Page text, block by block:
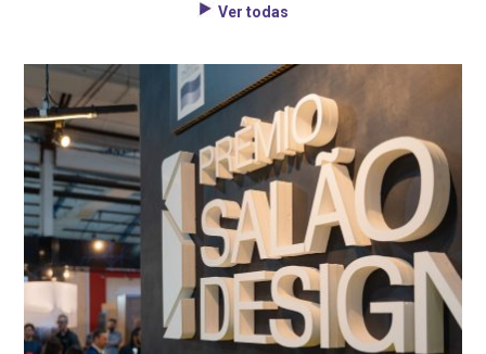
Ver todas